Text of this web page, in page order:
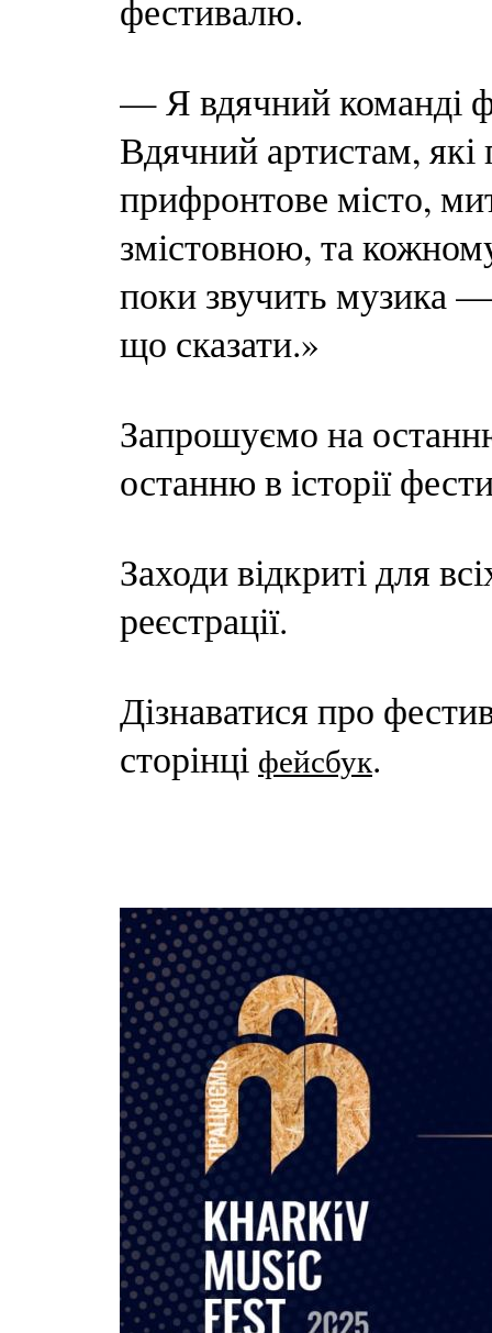
фестивалю.
— Я вдячний команді
Вдячний артистам, які
прифронтове місто,
змістовною, та
поки звучить музика
що сказати.»
Запрошуємо на
останню в історії
Заходи відкриті для
реєстрації.
Дізнаватися про
сторінці фейсбук.